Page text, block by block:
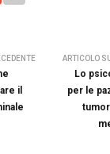
il
ARTICOLO
Lo
per le